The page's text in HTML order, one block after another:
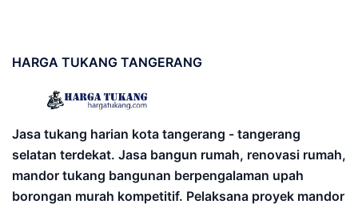
HARGA TUKANG TANGERANG
Jasa tukang harian kota tangerang - tangerang
selatan terdekat. Jasa bangun rumah, renovasi rumah,
mandor tukang bangunan berpengalaman upah
borongan murah kompetitif. Pelaksana proyek mandor